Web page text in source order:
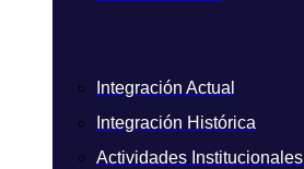
Integración Actual
Integración Histórica
Actividades Institucionales